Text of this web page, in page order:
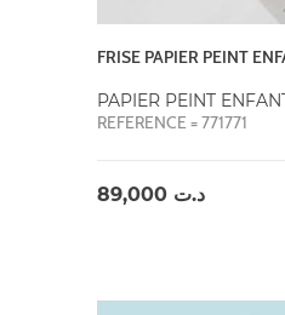
FRISE PAPIER PEINT
PAPIER PEINT
REFERENCE = 771771
د.ت